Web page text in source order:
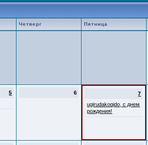
Четверг Пятница
5
6
7
ugirudakoqido, с днем
рождения!